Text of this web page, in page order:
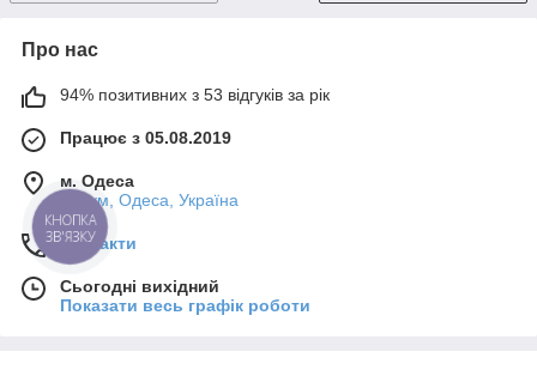
Про нас
94% позитивних з 53 відгуків за рік
Працює з 05.08.2019
м. Одеса
7-й км, Одеса, Україна
Контакти
Сьогодні вихідний
Показати весь графік роботи
КНОПКА
ЗВ'ЯЗКУ